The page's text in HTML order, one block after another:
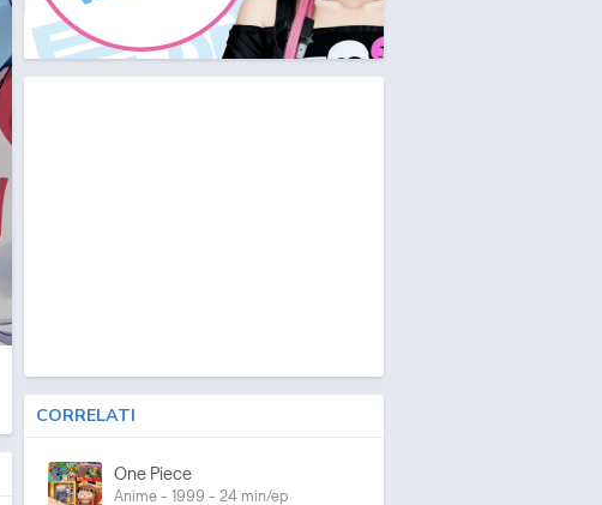
CORRELATI
One Piece
Anime - 1999 - 24 min/ep